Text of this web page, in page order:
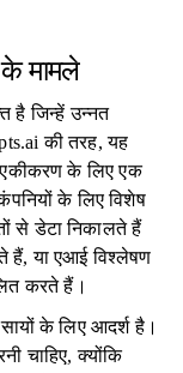
मामले
है जिन्हें उन्नत
की तरह, यह
के लिए एक
के लिए विशेष
से डेटा निकालते हैं
हैं, या एआई विश्लेषण
करते हैं।
के लिए आदर्श है।
चाहिए, क्योंकि